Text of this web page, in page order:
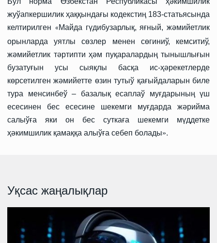
жуўапкершилик ҳаққындағы кодекстиң 183-статьясында
келтирилген «Майда гүдибузарлық, яғный, жәмийетлик
орынларда уятлы сөзлер менен сөгиниў, кемситиў,
жәмийетлик тәртипти ҳәм пуқаралардың тынышлығын
бузатуғын усы сыяқлы басқа ис-ҳәрекетлерде
көрсетилген жәмийетте өзин тутыў қағыйдаларын биле
тура менсинбеў – базалық есаплаў муғдарының үш
есесинен бес есесине шекемги муғдарда жәрийма
салыўға яки он бес суткаға шекемги мүддетке
ҳәкимшилик қамаққа алыўға себеп болады».
Уқсас жаңалықлар